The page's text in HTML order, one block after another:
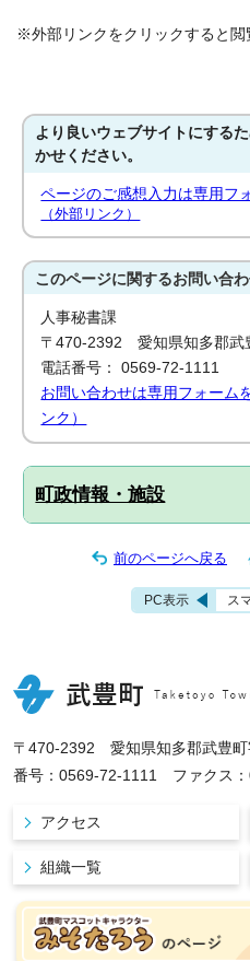
※外部リンクをクリックすると閲
より良いウェブサイトにする
かせください。
ページのご感想入力は専用フ
（外部リンク）
このページに関するお問い合
人事秘書課
〒470-2392 愛知県知多郡武
電話番号： 0569-72-1111
お問い合わせは専用フォーム
ンク）
町政情報・施設
前のページへ戻る
PC表示 ス
〒470-2392 愛知県知多郡武豊町
番号：0569-72-1111 ファクス
アクセス
組織一覧